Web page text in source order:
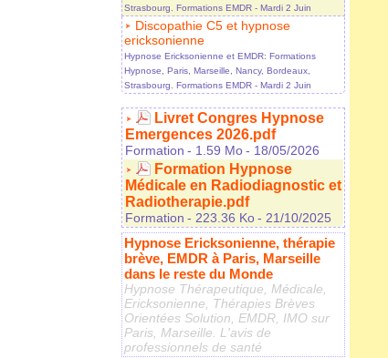
Strasbourg. Formations EMDR - Mardi 2 Juin
Discopathie C5 et hypnose
ericksonienne
Hypnose Ericksonienne et EMDR: Formations
Hypnose, Paris, Marseille, Nancy, Bordeaux,
Strasbourg. Formations EMDR - Mardi 2 Juin
Livret Congres Hypnose
Emergences 2026.pdf
Formation - 1.59 Mo- 18/05/2026
Formation Hypnose
Médicale en Radiodiagnostic et
Radiotherapie.pdf
Formation - 223.36 Ko- 21/10/2025
Hypnose Ericksonienne, thérapie
brève, EMDR à Paris, Marseille
dans le reste du Monde
Hypnose Thérapeutique, Médicale,
Ericksonienne, Thérapies Brèves
Orientées Solution, EMDR, IMO sur
Paris, Marseille. L'avis de
professionnels de santé